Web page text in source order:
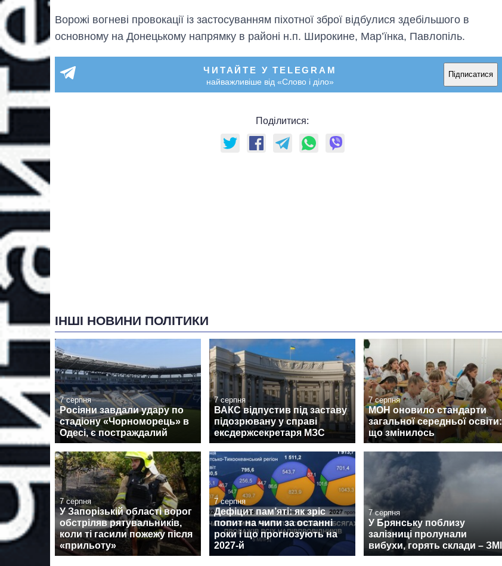
Ворожі вогневі провокації із застосуванням піхотної зброї відбулися здебільшого в
основному на Донецькому напрямку в районі н.п. Широкине, Мар’їнка, Павлопіль.
ЧИТАЙТЕ У TELEGRAM
найважливіше від «Слово і діло»
Підписатися
Поділитися:
ІНШІ НОВИНИ ПОЛІТИКИ
7 серпня
Росіяни завдали удару по
стадіону «Чорноморець» в
Одесі, є постраждалий
7 серпня
ВАКС відпустив під заставу
підозрювану у справі
ексдержсекретаря МЗС
7 серпня
МОН оновило стандарти
загальної середньої освіти:
що змінилось
7 серпня
У Запорізькій області ворог
обстріляв рятувальників,
коли ті гасили пожежу після
«прильоту»
7 серпня
Дефіцит пам’яті: як зріс
попит на чипи за останні
роки і що прогнозують на
2027-й
7 серпня
У Брянську поблизу
залізниці пролунали
вибухи, горять склади – ЗМІ